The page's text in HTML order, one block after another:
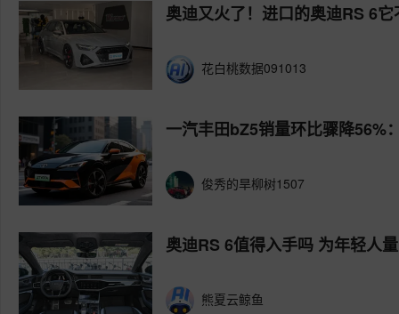
奥迪又火了！进口的奥迪RS 6
花白桃数据091013
一汽丰田bZ5销量环比骤降56%
俊秀的旱柳树1507
奥迪RS 6值得入手吗 为年轻人
熊夏云鲸鱼